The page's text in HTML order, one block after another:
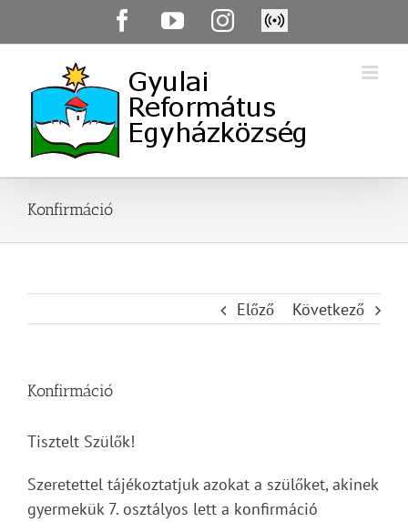
FacebookYouTubeInstagram
Élő
közvetítés
Konfirmáció
Előző Következő
Konfirmáció
Tisztelt Szülők!
Szeretettel tájékoztatjuk azokat a szülőket, akinek
gyermekük 7. osztályos lett a konfirmáció